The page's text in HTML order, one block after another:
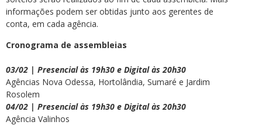
informações podem ser obtidas junto aos gerentes de
conta, em cada agência.
Cronograma de assembleias
03/02 | Presencial às 19h30 e Digital às 20h30
Agências Nova Odessa, Hortolândia, Sumaré e Jardim
Rosolem
04/02 | Presencial às 19h30 e Digital às 20h30
Agência Valinhos